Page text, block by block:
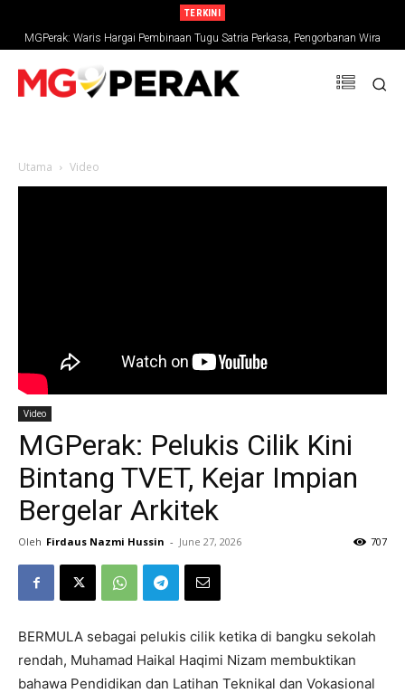
TERKINI
MGPerak: Waris Hargai Pembinaan Tugu Satria Perkasa, Pengorbanan Wira
Negara Terus Dikenang
Utama Video
Video
MGPerak: Pelukis Cilik Kini
Bintang TVET, Kejar Impian
Bergelar Arkitek
Oleh Firdaus Nazmi Hussin - June 27, 2026 707
BERMULA sebagai pelukis cilik ketika di bangku sekolah
rendah, Muhamad Haikal Haqimi Nizam membuktikan
bahawa Pendidikan dan Latihan Teknikal dan Vokasional